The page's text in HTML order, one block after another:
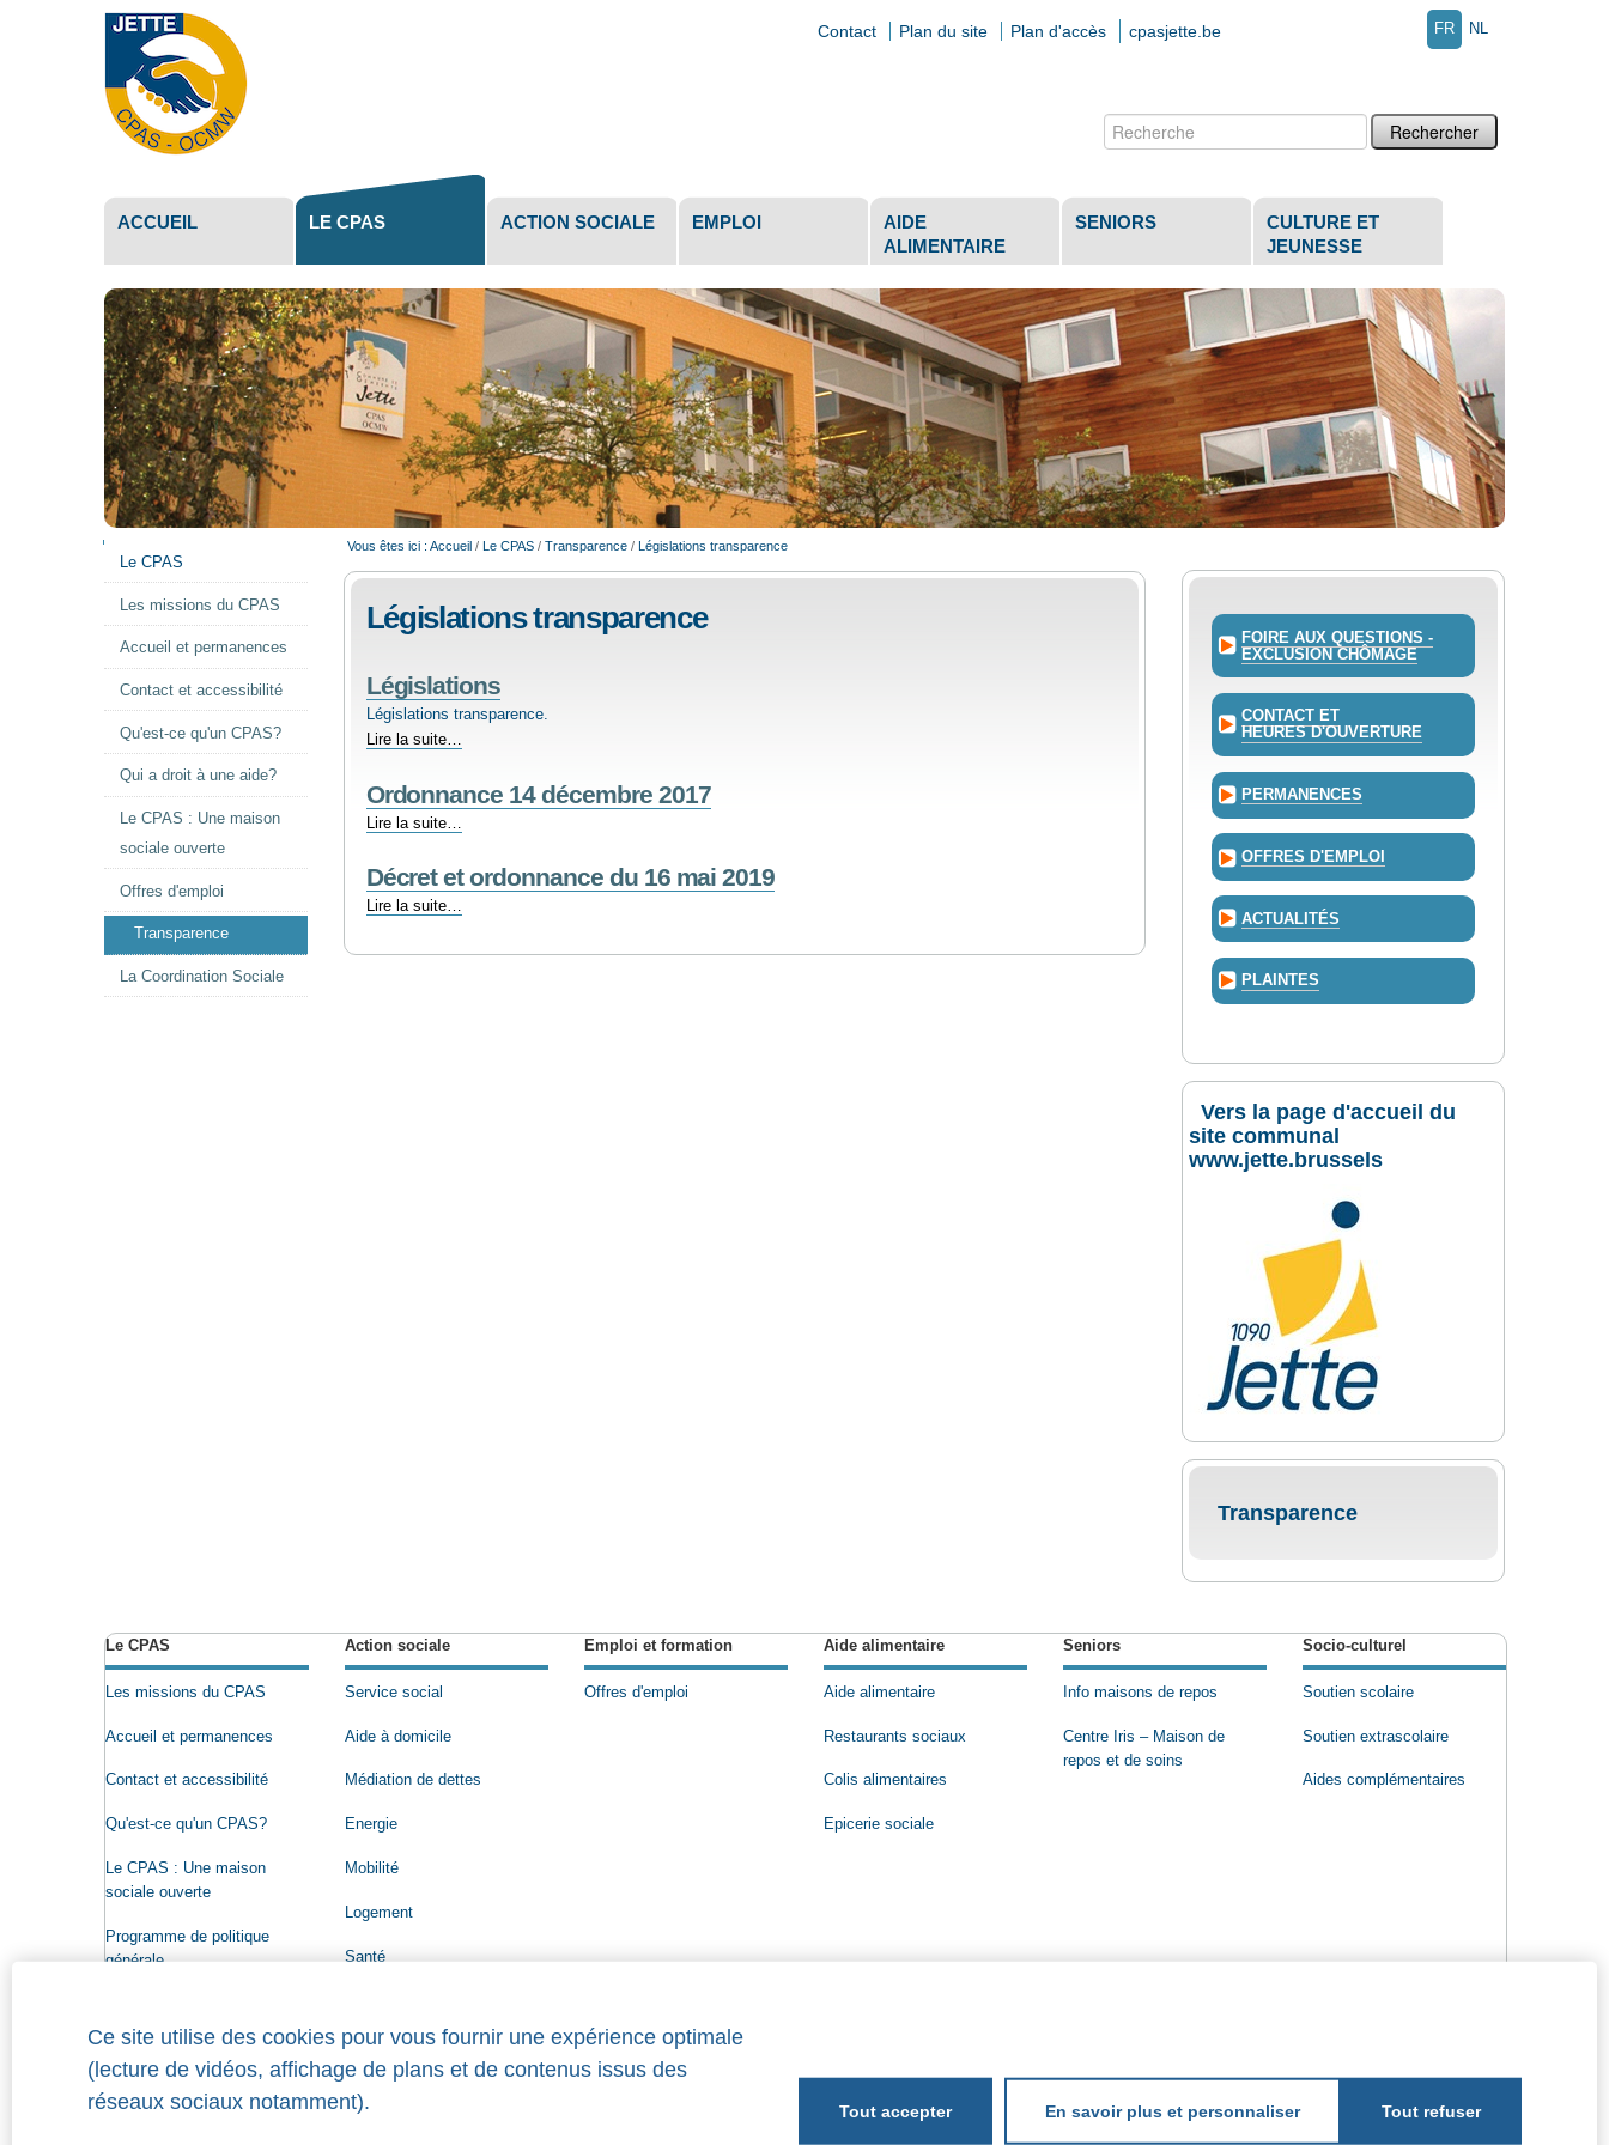
NL
FR
Contact Plan du site Plan d'accès cpasjette.be
Chercher par
ACCUEIL LE CPAS ACTION SOCIALE EMPLOI
AIDE
ALIMENTAIRE
SENIORS
CULTURE ET
JEUNESSE
NAVIGATION
Le CPAS
Les missions du CPAS
Accueil et permanences
Contact et accessibilité
Qu'est-ce qu'un CPAS?
Qui a droit à une aide?
Le CPAS : Une maison
sociale ouverte
Offres d'emploi
Transparence
La Coordination Sociale
Vous êtes ici : Accueil / Le CPAS / Transparence / Législations transparence
Législations transparence
Législations
Législations transparence.
Législations
Lire la suite…
Ordonnance 14 décembre 2017
Ordonnance
décembre
2017
-
Lire la suite…
Décret et ordonnance du 16 mai 2019
Décret
Lire la suite…
Ce site utilise des cookies pour vous fournir une expérience optimale
(lecture de vidéos, affichage de plans et de contenus issus des
réseaux sociaux notamment).
En savoir plus et personnaliser
FOIRE AUX QUESTIONS -
EXCLUSION CHÔMAGE
CONTACT ET
HEURES D'OUVERTURE
PERMANENCES
OFFRES D'EMPLOI
ACTUALITÉS
PLAINTES
Vers la page d'accueil du
site communal
www.jette.brussels
Transparence
Le CPAS
Les missions du CPAS
Accueil et permanences
Contact et accessibilité
Qu'est-ce qu'un CPAS?
Le CPAS : Une maison
sociale ouverte
Programme de politique
générale
Organigramme
Offres d'emploi
Action sociale
Service social
Aide à domicile
Médiation de dettes
Energie
Mobilité
Logement
Santé
Emploi et formation
Offres d'emploi
Aide alimentaire
Aide alimentaire
Restaurants sociaux
Colis alimentaires
Epicerie sociale
Seniors
Info maisons de repos
Centre Iris – Maison de
repos et de soins
Socio-culturel
Soutien scolaire
Soutien extrascolaire
Aides complémentaires